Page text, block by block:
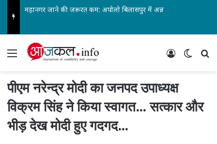
Menu Log In
पीएम नरेन्द्र मोदी का जनपद उपाध्यक्ष
विक्रम सिंह ने किया स्वागत… सत्कार और
भीड़ देख मोदी हुए गदगद…